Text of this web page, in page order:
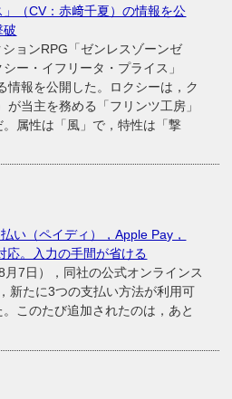
（CV：赤﨑千夏）の情報を公
破
ョンRPG「ゼンレスゾーンゼ
ー・イフリータ・プライス」
情報を公開した。ロクシーは，ク
当主を務める「フリンツ工房」
属性は「風」で，特性は「撃
い（ペイディ），Apple Pay，
応。入力の手間が省ける
7日），同社の公式オンラインス
新たに3つの支払い方法が利用可
このたび追加されたのは，あと